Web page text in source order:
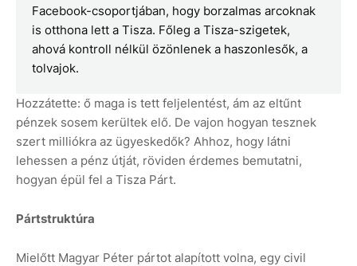
Facebook-csoportjában, hogy borzalmas arcoknak
is otthona lett a Tisza. Főleg a Tisza-szigetek,
ahová kontroll nélkül özönlenek a haszonlesők, a
tolvajok.
Hozzátette: ő maga is tett feljelentést, ám az eltűnt
pénzek sosem kerültek elő. De vajon hogyan tesznek
szert milliókra az ügyeskedők? Ahhoz, hogy látni
lehessen a pénz útját, röviden érdemes bemutatni,
hogyan épül fel a Tisza Párt.
Pártstruktúra
Mielőtt Magyar Péter pártot alapított volna, egy civil